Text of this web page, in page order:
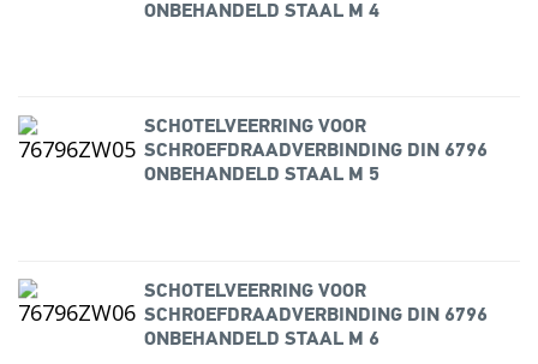
ONBEHANDELD STAAL M 4
SCHOTELVEERRING VOOR
SCHROEFDRAADVERBINDING DIN 6796
ONBEHANDELD STAAL M 5
SCHOTELVEERRING VOOR
SCHROEFDRAADVERBINDING DIN 6796
ONBEHANDELD STAAL M 6